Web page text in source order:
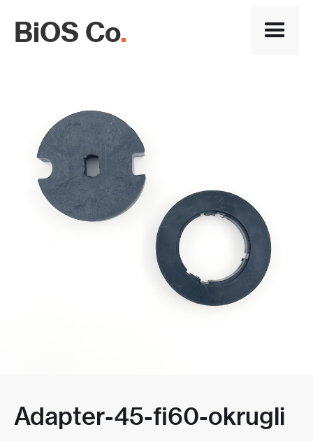
BiOS Co.
Adapter-45-fi60-okrugli